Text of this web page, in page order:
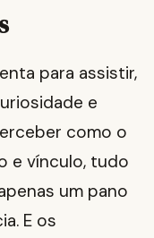
para assistir,
e
como o
e vínculo, tudo
um pano
E os